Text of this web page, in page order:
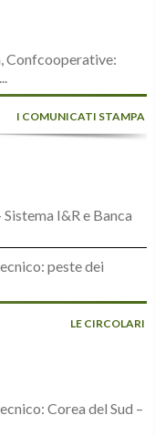
Confcooperative:
I COMUNICATI STAMPA
I&R e Banca
peste dei
LE CIRCOLARI
Corea del Sud –